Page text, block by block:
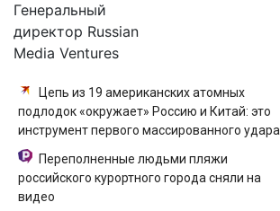
Генеральный
директор Russian
Media Ventures
Цепь из 19 американских атомных
подлодок «окружает» Россию и Китай: это
инструмент первого массированного удара
Переполненные людьми пляжи
российского курортного города сняли на
видео